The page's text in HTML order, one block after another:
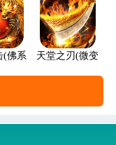
(佛系打金养老传奇)
天堂之刃(微变攻